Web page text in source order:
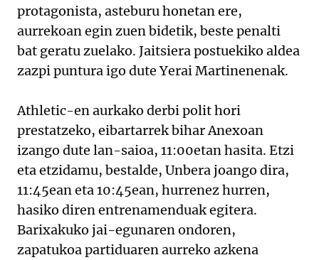
protagonista, asteburu honetan ere,
aurrekoan egin zuen bidetik, beste penalti
bat geratu zuelako. Jaitsiera postuekiko aldea
zazpi puntura igo dute Yerai Martinenenak.
Athletic-en aurkako derbi polit hori
prestatzeko, eibartarrek bihar Anexoan
izango dute lan-saioa, 11:00etan hasita. Etzi
eta etzidamu, bestalde, Unbera joango dira,
11:45ean eta 10:45ean, hurrenez hurren,
hasiko diren entrenamenduak egitera.
Barixakuko jai-egunaren ondoren,
zapatukoa partiduaren aurreko azkena